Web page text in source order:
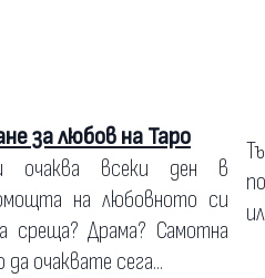
за любов на Таро
очаква всеки ден в
на любовното си
среща? Драма? Самотна
очаквате сега...